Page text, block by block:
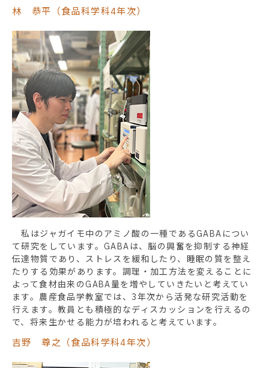
林 恭平（食品科学科4年次）
私はジャガイモ中のアミノ酸の一種であるGABAについ
て研究をしています。GABAは、脳の興奮を抑制する神経
伝達物質であり、ストレスを緩和したり、睡眠の質を整え
たりする効果があります。調理・加工方法を変えることに
よって食材由来のGABA量を増やしていきたいと考えてい
ます。農産食品学教室では、3年次から活発な研究活動を
行えます。教員とも積極的なディスカッションを行えるの
で、将来生かせる能力が培われると考えています。
吉野 尊之（食品科学科4年次）